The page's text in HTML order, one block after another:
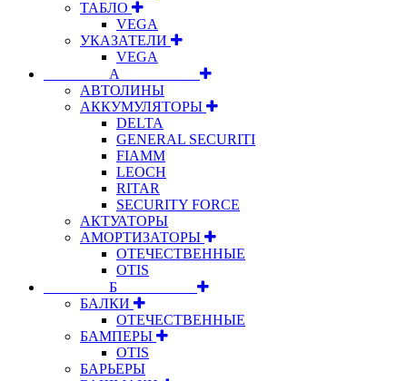
ТАБЛО
VEGA
УКАЗАТЕЛИ
VEGA
⠀⠀⠀⠀⠀⠀А⠀⠀⠀⠀⠀⠀⠀
АВТОЛИНЫ
АККУМУЛЯТОРЫ
DELTA
GENERAL SECURITI
FIAMM
LEOCH
RITAR
SECURITY FORCE
АКТУАТОРЫ
АМОРТИЗАТОРЫ
ОТЕЧЕСТВЕННЫЕ
OTIS
⠀⠀⠀⠀⠀⠀Б⠀⠀⠀⠀⠀⠀⠀
БАЛКИ
ОТЕЧЕСТВЕННЫЕ
БАМПЕРЫ
OTIS
БАРЬЕРЫ